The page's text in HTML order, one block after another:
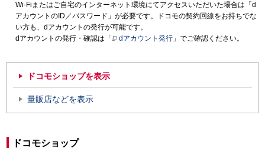
Wi-Fiまたはご自宅のインターネット環境にてアクセスいただいた場合は「d
アカウントのID／パスワード」が必要です。ドコモの契約回線をお持ちでな
い方も、dアカウントの発行が可能です。
dアカウントの発行・確認は「
dアカウント発行 」でご確認ください。
ドコモショップを表示
量販店などを表示
ドコモショップ